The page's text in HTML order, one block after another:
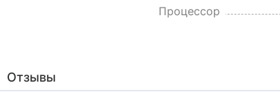
Процессор
Отзывы